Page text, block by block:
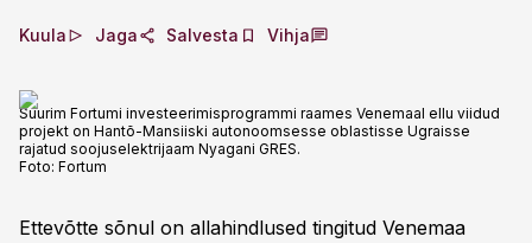
Kuula Jaga Salvesta Vihja
Suurim Fortumi investeerimisprogrammi raames Venemaal ellu viidud
projekt on Hantõ-Mansiiski autonoomsesse oblastisse Ugraisse
rajatud soojuselektrijaam Nyagani GRES.
Foto: Fortum
Ettevõtte sõnul on allahindlused tingitud Venemaa